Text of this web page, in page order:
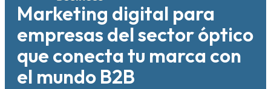
Marketing digital para
empresas del sector óptico
que conecta tu marca con
el mundo B2B